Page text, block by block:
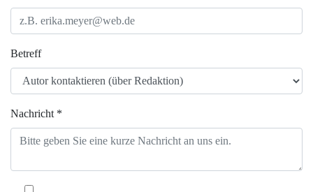
Betreff
Nachricht *